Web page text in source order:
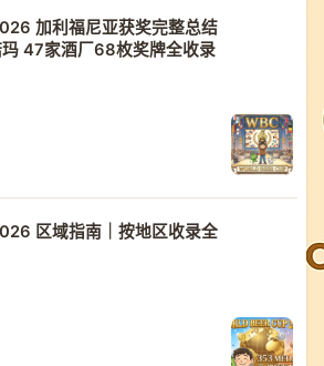
加利福尼亚获奖完整总结
玛 47家酒厂68枚奖牌全收录
区域指南｜按地区收录全